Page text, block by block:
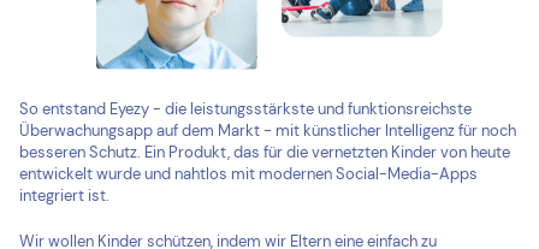
So entstand Eyezy - die leistungsstärkste und funktionsreichste
Überwachungsapp auf dem Markt - mit künstlicher Intelligenz für noch
besseren Schutz. Ein Produkt, das für die vernetzten Kinder von heute
entwickelt wurde und nahtlos mit modernen Social-Media-Apps
integriert ist.
Wir wollen Kinder schützen, indem wir Eltern eine einfach zu